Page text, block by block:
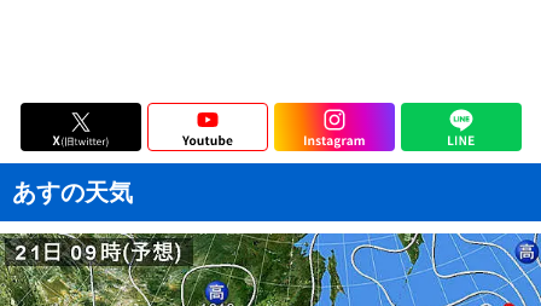
あすの天気